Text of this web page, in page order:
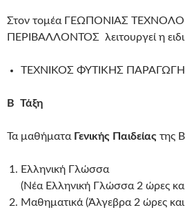
Στον τομέα ΓΕΩΠΟΝΙΑΣ
ΠΕΡΙΒΑΛΛΟΝΤΟΣ λειτουργεί η
ΤΕΧΝΙΚΟΣ ΦΥΤΙΚΗΣ
Β Τάξη
Τα μαθήματα Γενικής Παιδείας της
Ελληνική Γλώσσα
(Νέα Ελληνική Γλώσσα 2 ώρες
Μαθηματικά (Άλγεβρα 2 ώρες